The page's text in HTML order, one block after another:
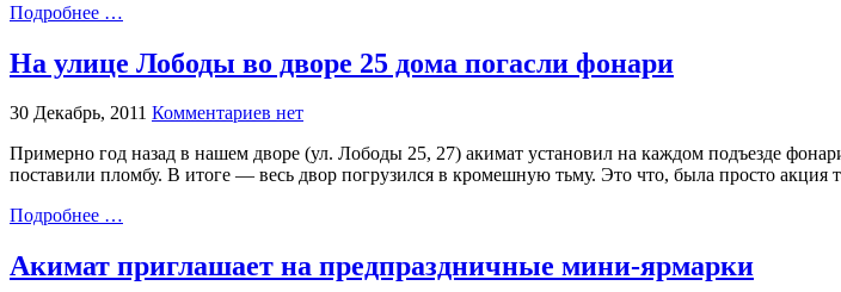
Подробнее …
На улице Лободы во дворе 25 дома погасли фонари
30 Декабрь, 2011 Комментариев нет
Примерно год назад в нашем дворе (ул. Лободы 25, 27) акимат установил на каждом подъезде
поставили пломбу. В итоге — весь двор погрузился в кромешную тьму. Это что, была просто акция
Подробнее …
Акимат приглашает на предпраздничные мини-ярмарки